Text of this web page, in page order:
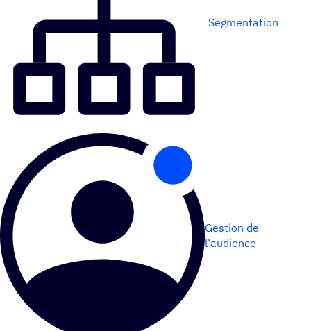
Segmentation
Gestion de
l'audience